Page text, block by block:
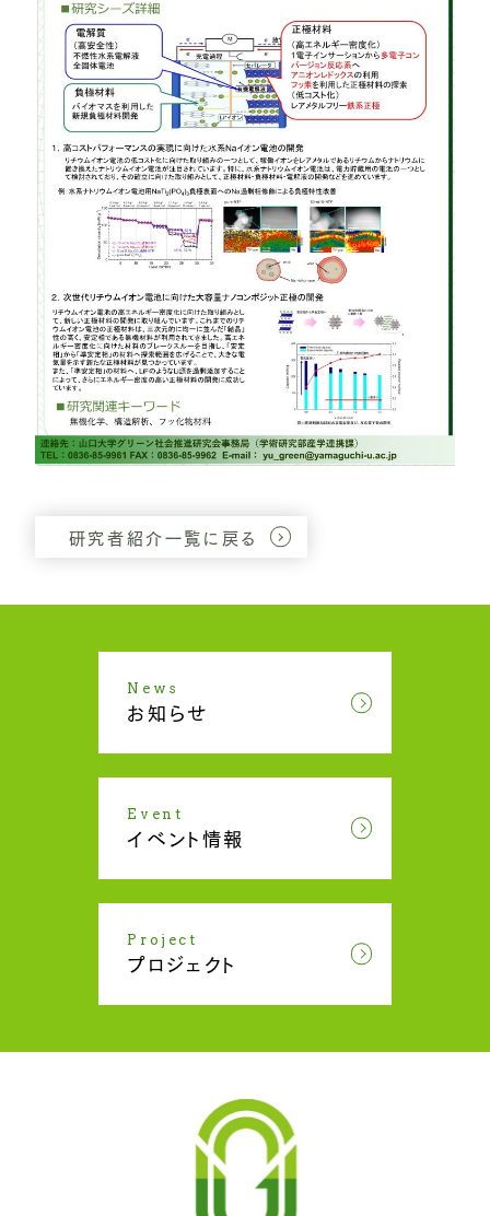
研究者紹介一覧に戻る
News
お知らせ
Event
イベント情報
Project
プロジェクト